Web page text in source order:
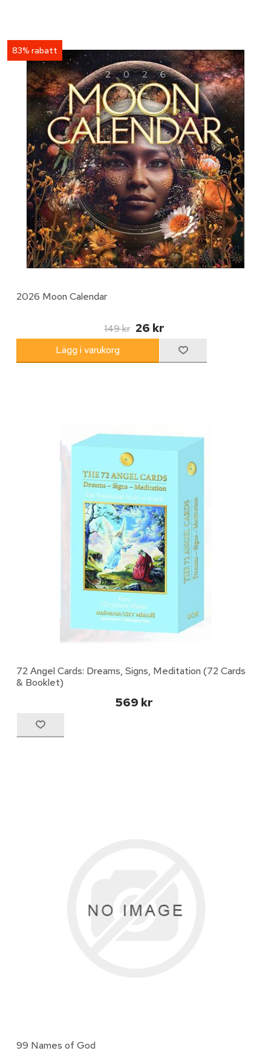
83% rabatt
2026 Moon Calendar
149 kr 26 kr
72 Angel Cards: Dreams, Signs, Meditation (72 Cards
& Booklet)
569 kr
99 Names of God